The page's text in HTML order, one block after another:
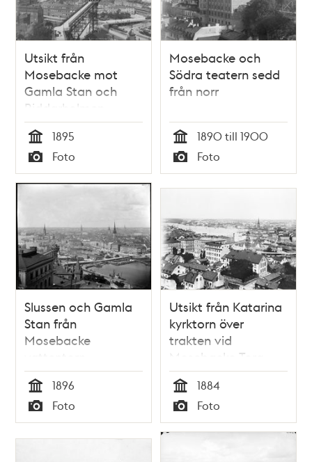
Utsikt från
Mosebacke mot
Gamla Stan och
Riddarholmen
Tid
1895
Typ
Foto
Mosebacke och
Södra teatern sedd
från norr
Tid
1890 till 1900
Typ
Foto
Slussen och Gamla
Stan från
Mosebacke
Tid
1896
Typ
Foto
Utsikt från Katarina
kyrktorn över
trakten vid
Mosebacke Torg
Tid
1884
Typ
Foto